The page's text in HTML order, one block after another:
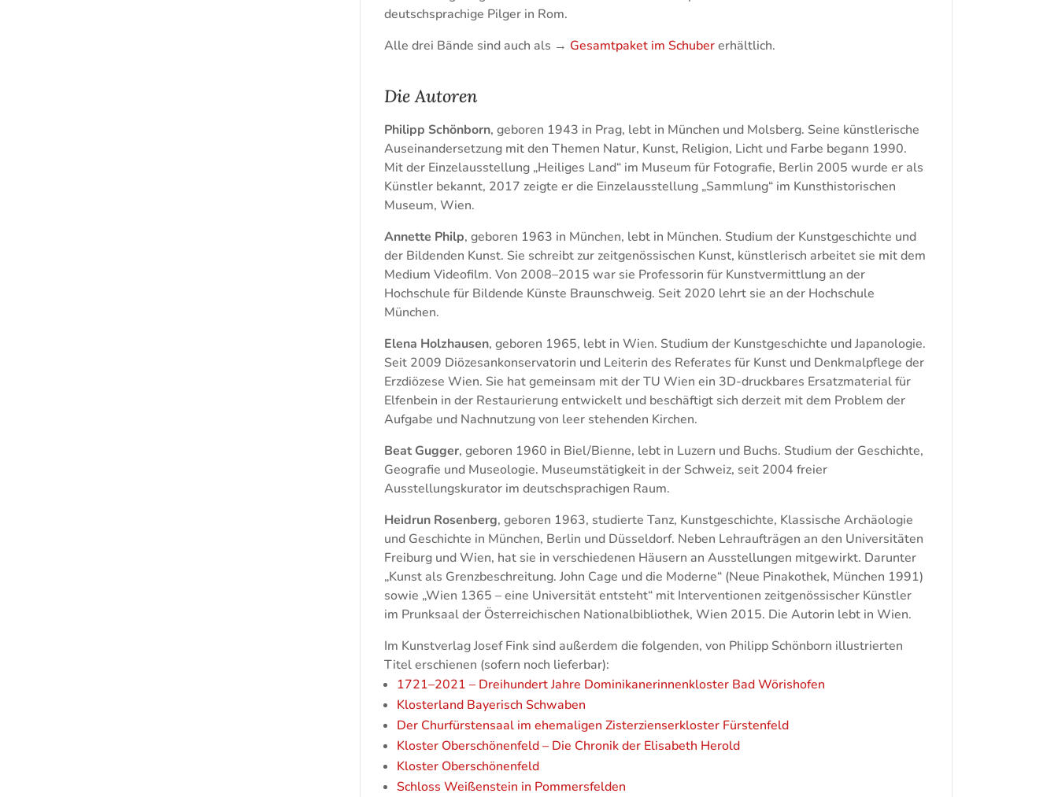
deutschsprachige Pilger in Rom.
Alle drei Bände sind auch als → Gesamtpaket im Schubererhältlich.
Die Autoren
Philipp Schönborn, geboren 1943 in Prag, lebt in München und Molsberg. Seine künstlerische
Auseinandersetzung mit den Themen Natur, Kunst, Religion, Licht und Farbe begann 1990.
Mit der Einzelausstellung „Heiliges Land“ im Museum für Fotografie, Berlin 2005 wurde er als
Künstler bekannt, 2017 zeigte er die Einzelausstellung „Sammlung“ im Kunsthistorischen
Museum, Wien.
Annette Philp, geboren 1963 in München, lebt in München. Studium der Kunstgeschichte und
der Bildenden Kunst. Sie schreibt zur zeitgenössischen Kunst, künstlerisch arbeitet sie mit dem
Medium Videofilm. Von 2008–2015 war sie Professorin für Kunstvermittlung an der
Hochschule für Bildende Künste Braunschweig. Seit 2020 lehrt sie an der Hochschule
München.
Elena Holzhausen, geboren 1965, lebt in Wien. Studium der Kunstgeschichte und Japanologie.
Seit 2009 Diözesankonservatorin und Leiterin des Referates für Kunst und Denkmalpflege der
Erzdiözese Wien. Sie hat gemeinsam mit der TU Wien ein 3D-druckbares Ersatzmaterial für
Elfenbein in der Restaurierung entwickelt und beschäftigt sich derzeit mit dem Problem der
Aufgabe und Nachnutzung von leer stehenden Kirchen.
Beat Gugger, geboren 1960 in Biel/Bienne, lebt in Luzern und Buchs. Studium der Geschichte,
Geografie und Museologie. Museumstätigkeit in der Schweiz, seit 2004 freier
Ausstellungskurator im deutschsprachigen Raum.
Heidrun Rosenberg, geboren 1963, studierte Tanz, Kunstgeschichte, Klassische Archäologie
und Geschichte in München, Berlin und Düsseldorf. Neben Lehraufträgen an den Universitäten
Freiburg und Wien, hat sie in verschiedenen Häusern an Ausstellungen mitgewirkt. Darunter
„Kunst als Grenzbeschreitung. John Cage und die Moderne“ (Neue Pinakothek, München 1991)
sowie „Wien 1365 – eine Universität entsteht“ mit Interventionen zeitgenössischer Künstler
im Prunksaal der Österreichischen Nationalbibliothek, Wien 2015. Die Autorin lebt in Wien.
Im Kunstverlag Josef Fink sind außerdem die folgenden, von Philipp Schönborn illustrierten
Titel erschienen (sofern noch lieferbar):
1721–2021 – Dreihundert Jahre Dominikanerinnenkloster Bad Wörishofen
Klosterland Bayerisch Schwaben
Der Churfürstensaal im ehemaligen Zisterzienserkloster Fürstenfeld
Kloster Oberschönenfeld – Die Chronik der Elisabeth Herold
Kloster Oberschönenfeld
Schloss Weißenstein in Pommersfelden